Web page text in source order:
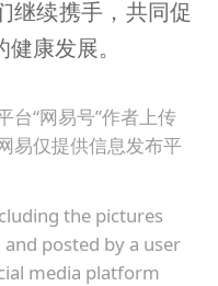
继续携手，共同促
康发展。
台“网易号”作者上传
易仅提供信息发布平
the pictures
posted by a user
media platform